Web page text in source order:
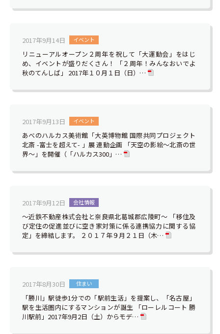
2017年9月14日 イベント
リニューアルオープン２周年を祝して「大運動会」をはじ
め、イベントが盛りだくさん！ 「２周年！みんなおいでよ
秋のてんしば」 2017年１０月１日（日）…
2017年9月13日 イベント
あべのハルカス美術館「大英博物館 国際共同プロジェクト
北斎 -富士を超えて- 」展 連動企画 「天空の影絵～北斎の世
界～」を開催（「ハルカス300」…
2017年9月12日 会社情報
～近鉄不動産株式会社と奈良県北葛城郡広陵町～ 「移住及
び定住の促進並びに空き家対策に係る連携協力に関する協
定」を締結します。 ２０１７年９月２１日（木…
2017年8月30日 住まい
「勝川」駅徒歩1分での「駅前生活」を提案し、「名古屋」
駅を生活圏内にするマンションが誕生 「ローレルコート 勝
川駅前」2017年9月2日（土）からモデ…